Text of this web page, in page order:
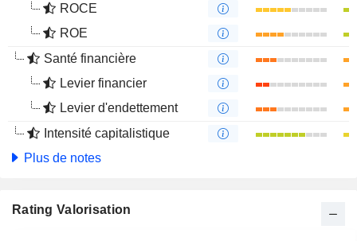
ROCE
ROE
Santé financière
Levier financier
Levier d'endettement
Intensité capitalistique
Plus de notes
Rating Valorisation